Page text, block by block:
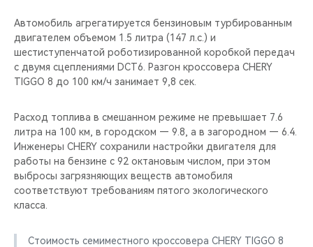
Автомобиль агрегатируется бензиновым турбированным
двигателем объемом 1.5 литра (147 л.c.) и
шестиступенчатой роботизированной коробкой передач
с двумя сцеплениями DCT6. Разгон кроссовера CHERY
TIGGO 8 до 100 км/ч занимает 9,8 сек.
Расход топлива в смешанном режиме не превышает 7.6
литра на 100 км, в городском — 9.8, а в загородном — 6.4.
Инженеры CHERY сохранили настройки двигателя для
работы на бензине с 92 октановым числом, при этом
выбросы загрязняющих веществ автомобиля
соответствуют требованиям пятого экологического
класса.
Стоимость семиместного кроссовера CHERY TIGGO 8